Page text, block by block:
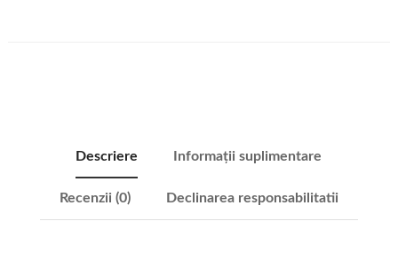
Descriere Informații suplimentare
Recenzii (0) Declinarea responsabilitatii